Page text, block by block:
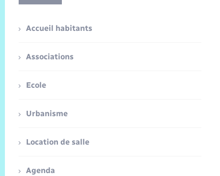
Accueil habitants
Associations
Ecole
Urbanisme
Location de salle
Agenda